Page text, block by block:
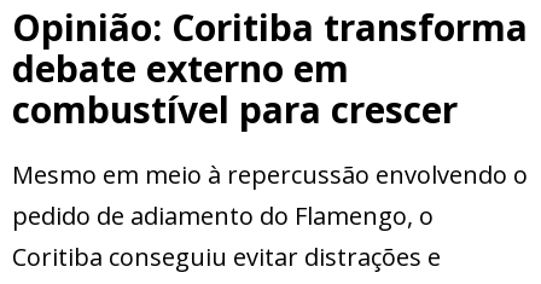
Opinião: Coritiba transforma
debate externo em
combustível para crescer
Mesmo em meio à repercussão envolvendo o
pedido de adiamento do Flamengo, o
Coritiba conseguiu evitar distrações e